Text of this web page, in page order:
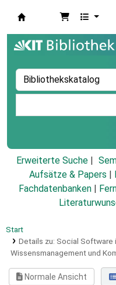
Erweiterte Suche
Aufsätze & Papers
Fachdatenbanken
Start
Details zu: Social Software
Wissensmanagement und
Normale Ansicht